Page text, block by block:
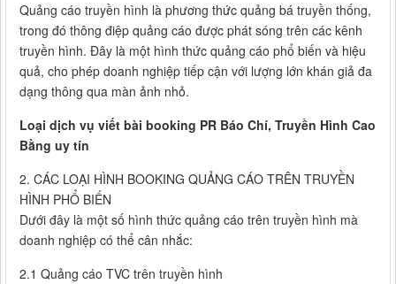
Quảng cáo truyền hình là phương thức quảng bá truyền thống,
trong đó thông điệp quảng cáo được phát sóng trên các kênh
truyền hình. Đây là một hình thức quảng cáo phổ biến và hiệu
quả, cho phép doanh nghiệp tiếp cận với lượng lớn khán giả đa
dạng thông qua màn ảnh nhỏ.
Loại dịch vụ viết bài booking PR Báo Chí, Truyền Hình Cao
Bằng uy tín
2. CÁC LOẠI HÌNH BOOKING QUẢNG CÁO TRÊN TRUYỀN
HÌNH PHỔ BIẾN
Dưới đây là một số hình thức quảng cáo trên truyền hình mà
doanh nghiệp có thể cân nhắc:
2.1 Quảng cáo TVC trên truyền hình